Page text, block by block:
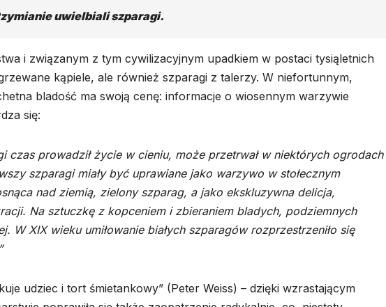
uwielbiali szparagi.
i związanym z tym cywilizacyjnym upadkiem w postaci tysiąletnich
kąpiele, ale również szparagi z talerzy. W niefortunnym,
bladość ma swoją cenę: informacje o wiosennym warzywie
się:
czas prowadził życie w cieniu, może przetrwał w niektórych ogrodach
szparagi miały być uprawiane jako warzywo w stołecznym
nad ziemią, zielony szparag, a jako ekskluzywna delicja,
Na sztuczkę z kopceniem i zbieraniem bladych, podziemnych
W XIX wieku umiłowanie białych szparagów rozprzestrzeniło się
udziec i tort śmietankowy” (Peter Weiss) – dzięki wzrastającym